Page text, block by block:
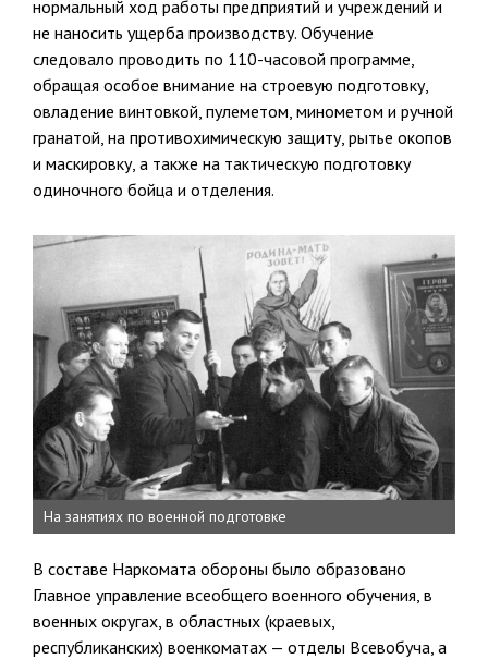
нормальный ход работы предприятий и учреждений и
не наносить ущерба производ­ству. Обучение
следовало проводить по 110-часовой программе,
обра­щая особое внимание на строевую подготовку,
овладение винтовкой, пулеметом, минометом и ручной
гранатой, на противохимическую защиту, рытье окопов
и маскировку, а также на тактическую подго­товку
одиночного бойца и отделения.
На занятиях по военной подготовке
В составе Наркомата обороны было образовано
Главное управле­ние всеобщего военного обучения, в
военных округах, в областных (краевых,
республиканских) военкоматах — отделы Всевобуча, а